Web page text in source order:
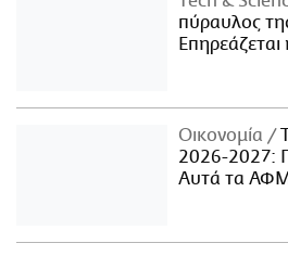
πύραυλος
Επηρεάζεται
Οικονομία
2026-2027:
Αυτά τα